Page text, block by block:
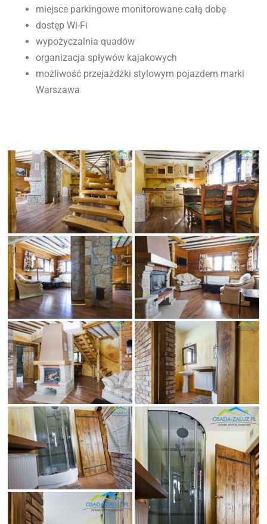
miejsce parkingowe monitorowane całą dobę
dostęp Wi-Fi
wypożyczalnia quadów
organizacja spływów kajakowych
możliwość przejażdżki stylowym pojazdem marki
Warszawa